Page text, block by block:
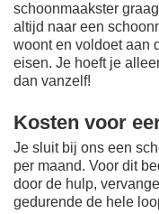
schoonmaakster
altijd naar een
woont en voldoet aan
eisen. Je hoeft je
dan vanzelf!
Kosten voor
Je sluit bij ons een
per maand. Voor dit
door de hulp,
gedurende de hele